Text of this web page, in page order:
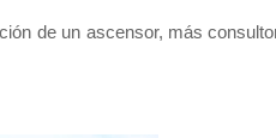
de un ascensor, más